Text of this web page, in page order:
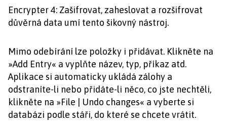
Encrypter 4: Zašifrovat, zaheslovat a rozšifrovat
důvěrná data umí tento šikovný nástroj.
Mimo odebírání lze položky i přidávat. Klikněte na
»Add Entry« a vyplňte název, typ, příkaz atd.
Aplikace si automaticky ukládá zálohy a
odstraníte-li nebo přidáte-li něco, co jste nechtěli,
klikněte na »File | Undo changes« a vyberte si
databázi podle stáři, do které se chcete vrátit.